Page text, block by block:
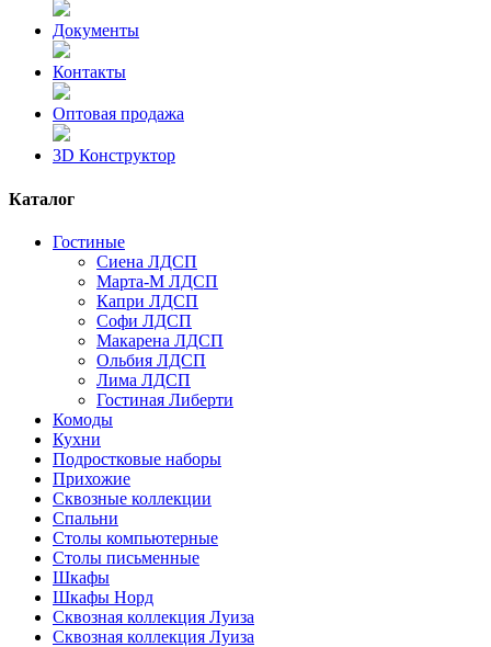
Документы
Контакты
Оптовая продажа
3D Конструктор
Каталог
Гостиные
Сиена ЛДСП
Марта-М ЛДСП
Капри ЛДСП
Софи ЛДСП
Макарена ЛДСП
Ольбия ЛДСП
Лима ЛДСП
Гостиная Либерти
Комоды
Кухни
Подростковые наборы
Прихожие
Сквозные коллекции
Спальни
Столы компьютерные
Столы письменные
Шкафы
Шкафы Норд
Сквозная коллекция Луиза
Сквозная коллекция Луиза